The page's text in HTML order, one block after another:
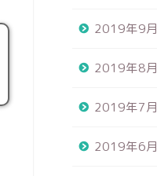
2019年9月
2019年8月
2019年7月
2019年6月